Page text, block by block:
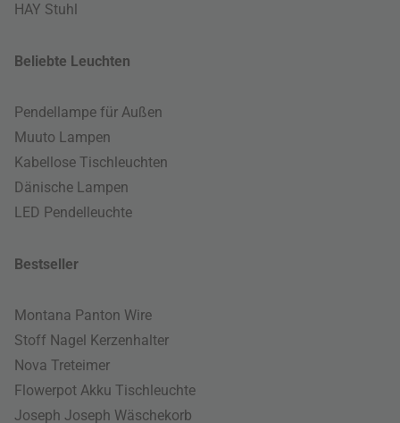
HAY Stuhl
Beliebte Leuchten
Pendellampe für Außen
Muuto Lampen
Kabellose Tischleuchten
Dänische Lampen
LED Pendelleuchte
Bestseller
Montana Panton Wire
Stoff Nagel Kerzenhalter
Nova Treteimer
Flowerpot Akku Tischleuchte
Joseph Joseph Wäschekorb